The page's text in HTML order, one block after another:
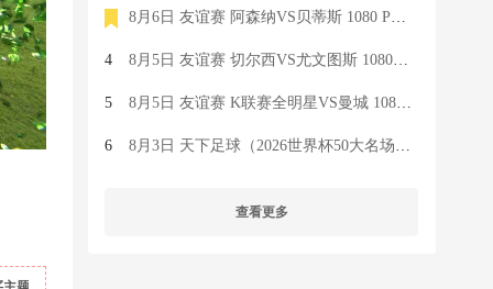
8月6日 友谊赛 阿森纳VS贝蒂斯 1080 PRE 英语 9.1G TS
4 8月5日 友谊赛 切尔西VS尤文图斯 1080P 国语 MIGU HD 6.9G MP4
5 8月5日 友谊赛 K联赛全明星VS曼城 1080P 国语 MIGU HD 7.1G MP4
6 8月3日 天下足球（2026世界杯50大名场面）1080P 国语 CCTV5 HD 6
查看更多